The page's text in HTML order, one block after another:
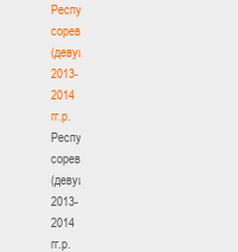
Республиканские
соревнования
(девушки)
2013-
2014
гг.р.
Республиканские
соревнования
(девушки)
2013-
2014
гг.р.